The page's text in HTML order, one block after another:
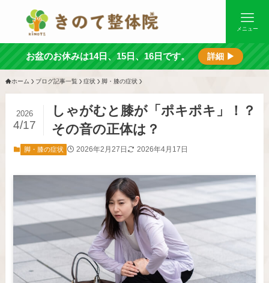
メニュー
お盆のお休みは14日、15日、16日です。 詳細 ▶
ホーム ブログ記事一覧 症状 脚・膝の症状
しゃがむと膝が「ポキポキ」！？
その音の正体は？
2026
4/17
脚・膝の症状 2026年2月27日 2026年4月17日